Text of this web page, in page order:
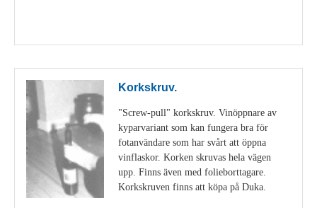
Korkskruv.
"Screw-pull" korkskruv. Vinöppnare av
kyparvariant som kan fungera bra för
fotanvändare som har svårt att öppna
vinflaskor. Korken skruvas hela vägen
upp. Finns även med folieborttagare.
Korkskruven finns att köpa på Duka.